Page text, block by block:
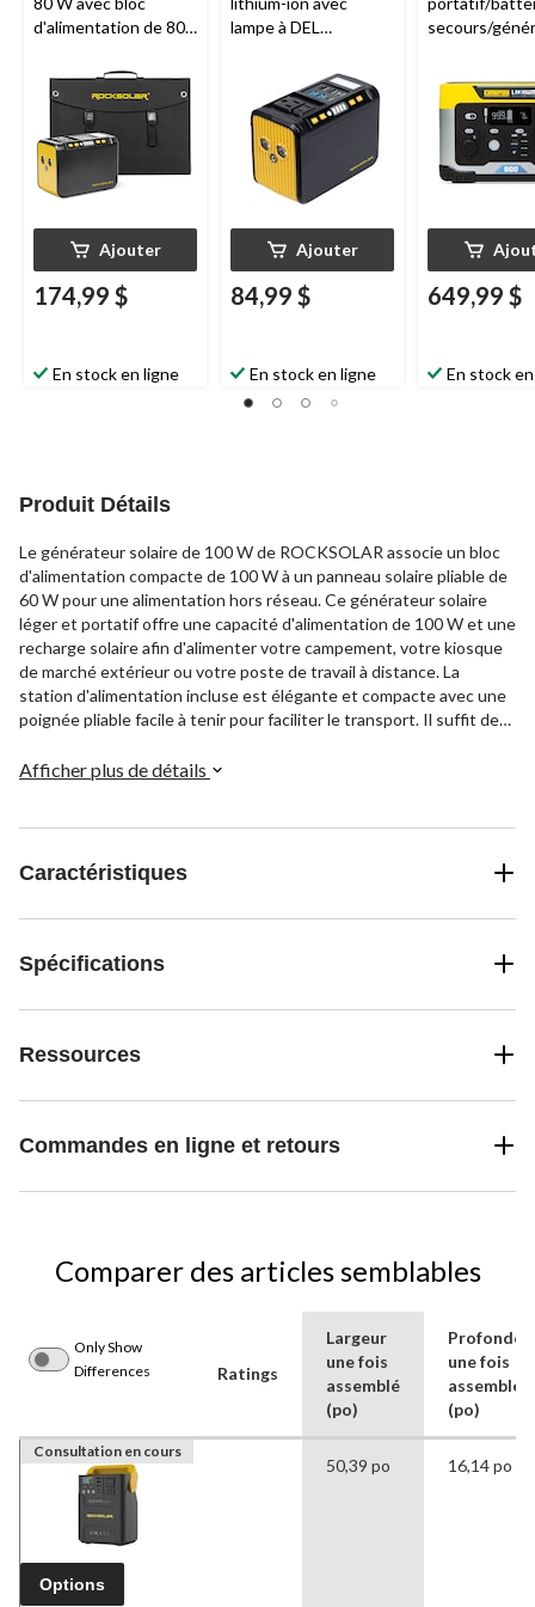
d'alimentation de 80
WROCKSOLAR
Ajouter
174,99 $
En stock en ligne
lampe à DEL
Ajouter
84,99 $
En stock en ligne
secours/
camping, 579
649,99 $
En stock
Produit Détails
Le générateur solaire de 100 W de ROCKSOLAR associe un bloc
d'alimentation compacte de 100 W à un panneau solaire pliable de
60 W pour une alimentation hors réseau. Ce générateur solaire
léger et portatif offre une capacité d'alimentation de 100 W et une
recharge solaire afin d'alimenter votre campement, votre kiosque
de marché extérieur ou votre poste de travail à distance. La
station d'alimentation incluse est élégante et compacte avec une
poignée pliable facile à tenir pour faciliter le transport. Il suffit de
solaire et recharger le bloc de batteries interne du bloc
c.a., USB et c.c. du bloc d'alimentation.
Afficher plus de détails
Caractéristiques
Spécifications
Ressources
Commandes en ligne et retours
Comparer des articles semblables
Only Show
Differences
Ratings
Largeur
une fois
assemblé
(po)
une fois
assemblé
(po)
Consultation en cours
Options
50,39 po 16,14 po